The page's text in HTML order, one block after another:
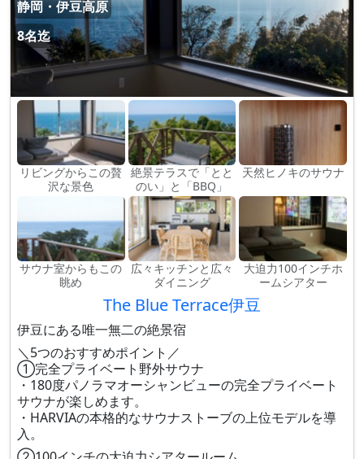
静岡・伊豆高原
8名迄
リビングからこの贅
沢な景色
絶景テラスで「とと
のい」と「BBQ」
天然ヒノキのサウナ
サウナ室からもこの
眺め
広々キッチンと広々
ダイニング
大迫力100インチホ
ームシアター
The Blue Terrace伊豆
伊豆にある唯一無二の絶景宿
＼5つのおすすめポイント／
①完全プライベート野外サウナ
・180度パノラマオーシャンビューの完全プライベート
サウナが楽しめます。
・HARVIAの本格的なサウナストーブの上位モデルを導
入。